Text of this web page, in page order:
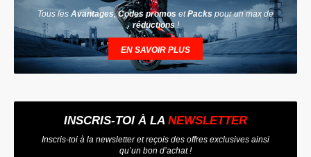
Tous les Avantages,Codes promos etPacks pour un max de
réductions !
EN SAVOIR PLUS
INSCRIS-TOI À LA NEWSLETTER
Inscris-toi à la newsletter et reçois des offres exclusives ainsi
qu’un bon d’achat !